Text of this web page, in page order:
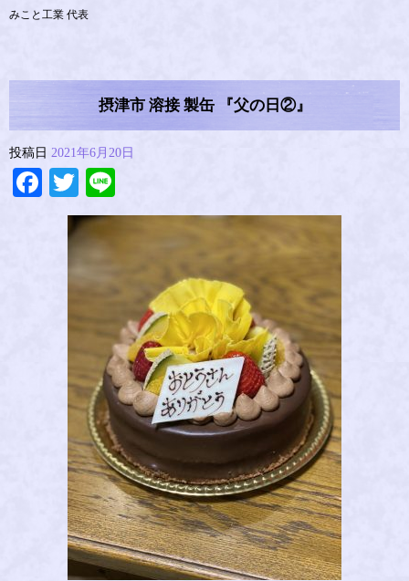
みこと工業 代表
摂津市 溶接 製缶 『父の日②』
投稿日 2021年6月20日
Facebook
Twitter